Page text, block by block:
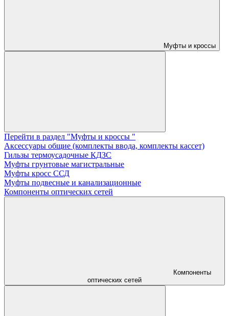
Муфты и кроссы
Перейти в раздел "Муфты и кроссы "
Аксессуары общие (комплекты ввода, комплекты кассет)
Гильзы термоусадочные КДЗС
Муфты грунтовые магистральные
Муфты кросс ССД
Муфты подвесные и канализационные
Компоненты оптических сетей
Компоненты
оптических сетей